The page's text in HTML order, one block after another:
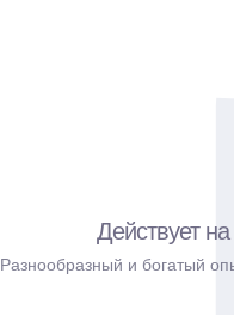
Действует
Разнообразный и богатый